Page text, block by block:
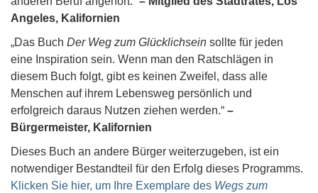
Angeles, Kalifornien
„Das Buch Der Weg zum Glücklichsein sollte für jeden
eine Inspiration sein. Wenn man den Ratschlägen in
diesem Buch folgt, gibt es keinen Zweifel, dass alle
Menschen auf ihrem Lebensweg persönlich und
erfolgreich daraus Nutzen ziehen werden.“ –
Bürgermeister, Kalifornien
Dieses Buch an andere Bürger weiterzugeben, ist ein
notwendiger Bestandteil für den Erfolg dieses Programms.
Klicken Sie hier, um Ihre Exemplare des Wegs zum